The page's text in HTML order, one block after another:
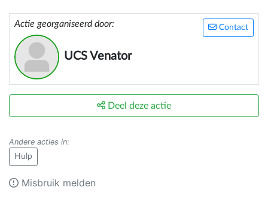
Contact
Actie georganiseerd door:
UCS Venator
Deel deze actie
Andere acties in:
Hulp
Misbruik melden